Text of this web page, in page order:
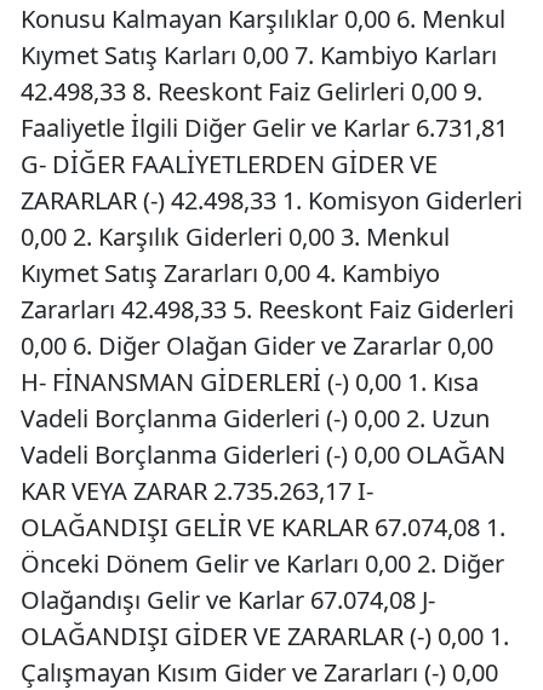
Konusu Kalmayan Karşılıklar 0,00 6. Menkul
Kıymet Satış Karları 0,00 7. Kambiyo Karları
42.498,33 8. Reeskont Faiz Gelirleri 0,00 9.
Faaliyetle İlgili Diğer Gelir ve Karlar 6.731,81
G- DİĞER FAALİYETLERDEN GİDER VE
ZARARLAR (-) 42.498,33 1. Komisyon Giderleri
0,00 2. Karşılık Giderleri 0,00 3. Menkul
Kıymet Satış Zararları 0,00 4. Kambiyo
Zararları 42.498,33 5. Reeskont Faiz Giderleri
0,00 6. Diğer Olağan Gider ve Zararlar 0,00
H- FİNANSMAN GİDERLERİ (-) 0,00 1. Kısa
Vadeli Borçlanma Giderleri (-) 0,00 2. Uzun
Vadeli Borçlanma Giderleri (-) 0,00 OLAĞAN
KAR VEYA ZARAR 2.735.263,17 I-
OLAĞANDIŞI GELİR VE KARLAR 67.074,08 1.
Önceki Dönem Gelir ve Karları 0,00 2. Diğer
Olağandışı Gelir ve Karlar 67.074,08 J-
OLAĞANDIŞI GİDER VE ZARARLAR (-) 0,00 1.
Çalışmayan Kısım Gider ve Zararları (-) 0,00